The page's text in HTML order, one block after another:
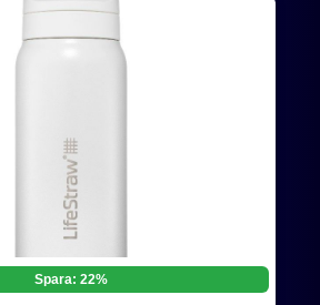
Spara: 22%